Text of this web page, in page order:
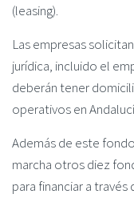
(leasing).
Las empresas
jurídica, incluido el
deberán tener
operativos en
Además de este
marcha otros diez
para financiar a